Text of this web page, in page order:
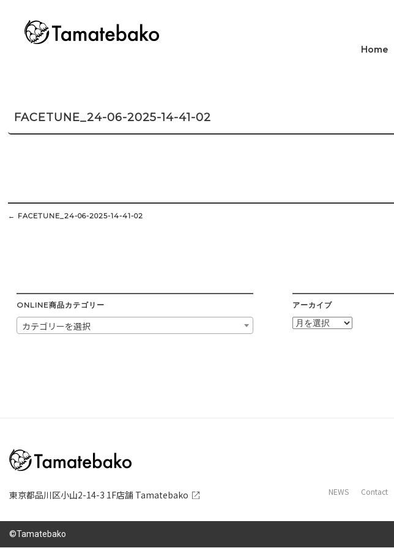
Home
FACETUNE_24-06-2025-14-41-02
Post
navigation
← FACETUNE_24-06-2025-14-41-02
ONLINE商品カテゴリー
カテゴリーを選択
アーカイブ
ア
ー
東京都品川区小山2-14-3 1F店舗 Tamatebako NEWS Contact
©Tamatebako